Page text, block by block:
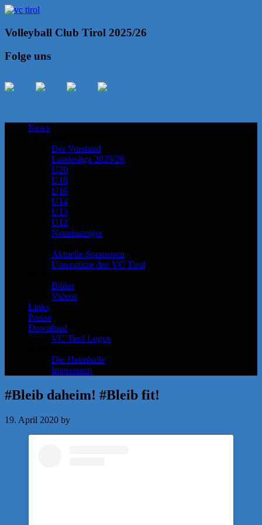
Volleyball Club Tirol 2025/26
Folge uns
News
Der Vorstand
Landesliga 2025/26
U20
U18
U16
U14
U13
U12
Neueinsteiger
Aktuelle Sponsoren
Unterstütze den VC Tirol
Bilder
Videos
Links
Presse
Download
VC Tirol Logos
Die Heimhalle
Impressum
#Bleib daheim! #Bleib fit!
19. April 2020 by